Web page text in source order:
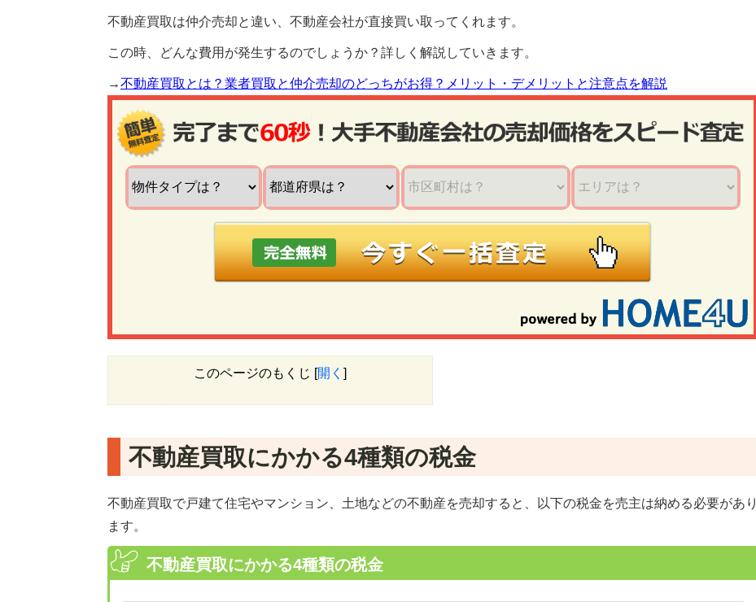
不動産買取は仲介売却と違い、不動産会社が直接買い取ってくれます。
この時、どんな費用が発生するのでしょうか？詳しく解説していきます。
→不動産買取とは？業者買取と仲介売却のどっちがお得？メリット・デメリットと注意点を解説
このページのもくじ [開く ]
不動産買取にかかる4種類の税金
不動産買取で戸建て住宅やマンション、土地などの不動産を売却すると、以下の税金を売主は納める必要があり
ます。
不動産買取にかかる4種類の税金